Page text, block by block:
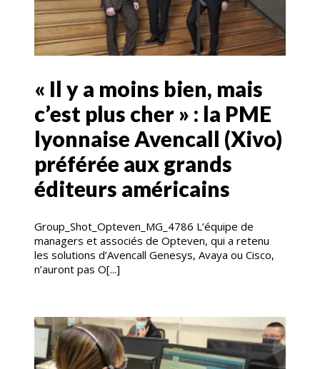
« Il y a moins bien, mais
c’est plus cher » : la PME
lyonnaise Avencall (Xivo)
préférée aux grands
éditeurs américains
Group_Shot_Opteven_MG_4786 L’équipe de
managers et associés de Opteven, qui a retenu
les solutions d’Avencall Genesys, Avaya ou Cisco,
n’auront pas O[...]